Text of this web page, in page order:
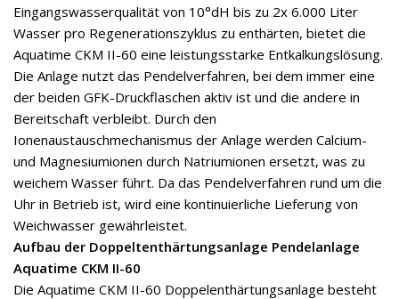
Eingangswasserqualität von 10°dH bis zu 2x 6.000 Liter
Wasser pro Regenerationszyklus zu enthärten, bietet die
Aquatime CKM II-60 eine leistungsstarke Entkalkungslösung.
Die Anlage nutzt das Pendelverfahren, bei dem immer eine
der beiden GFK-Druckflaschen aktiv ist und die andere in
Bereitschaft verbleibt. Durch den
Ionenaustauschmechanismus der Anlage werden Calcium-
und Magnesiumionen durch Natriumionen ersetzt, was zu
weichem Wasser führt. Da das Pendelverfahren rund um die
Uhr in Betrieb ist, wird eine kontinuierliche Lieferung von
Weichwasser gewährleistet.
Aufbau der Doppeltenthärtungsanlage Pendelanlage
Aquatime CKM II-60
Die Aquatime CKM II-60 Doppelenthärtungsanlage besteht